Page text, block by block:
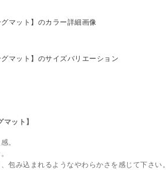
ット】
。
包み込まれるようなやわらかさを感じて下さい。